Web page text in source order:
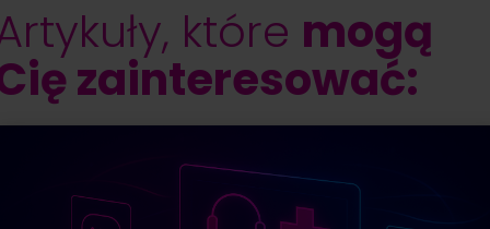
które mogą
zainteresować: